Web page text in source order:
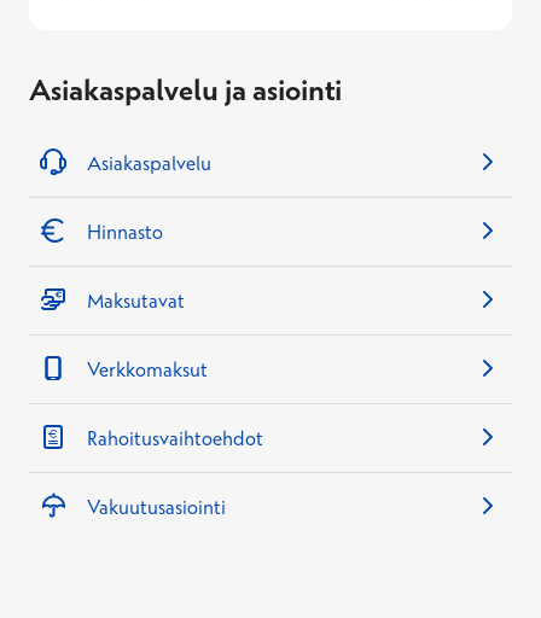
Asiakaspalvelu ja asiointi
Asiakaspalvelu
Hinnasto
Maksutavat
Verkkomaksut
Rahoitusvaihtoehdot
Vakuutusasiointi